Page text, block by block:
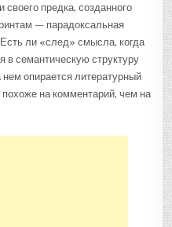
предка, созданного
— парадоксальная
ли «след» смысла, когда
в семантическую структуру
опирается литературный
на комментарий, чем на